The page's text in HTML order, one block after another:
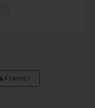
Framer